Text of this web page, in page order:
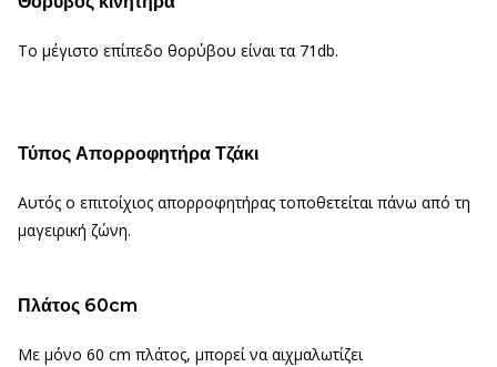
Το μέγιστο επίπεδο θορύβου είναι τα 71db.
Τύπος Απορροφητήρα Τζάκι
Αυτός ο επιτοίχιος απορροφητήρας τοποθετείται πάνω από τη
μαγειρική ζώνη.
Πλάτος 60cm
Με μόνο 60 cm πλάτος, μπορεί να αιχμαλωτίζει